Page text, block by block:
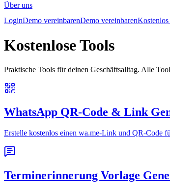
Über uns
LoginDemo vereinbarenDemo vereinbarenKostenlos
Kostenlose Tools
Praktische Tools für deinen Geschäftsalltag. Alle
WhatsApp QR-Code & Link
Erstelle kostenlos einen wa.me-Link und QR-Code
Terminerinnerung Vorlage